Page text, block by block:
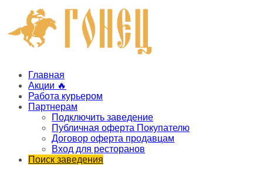
Главная
Акции 🔥
Работа курьером
Партнерам
Подключить заведение
Публичная оферта Покупателю
Договор оферта продавцам
Вход для ресторанов
Поиск заведения